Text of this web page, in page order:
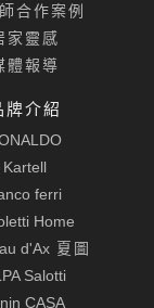
合作案例
家靈感
體報導
牌介紹
Kartell
ferri
Home
d'Ax 夏圖
Salotti
CASA